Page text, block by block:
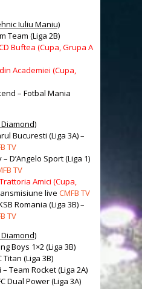
Iuliu Maniu)
Team (Liga 2B)
Buftea (Cupa, Grupa A
Academiei (Cupa,
– Fotbal Mania
Diamond)
Bucuresti (Liga 3A) –
TV
D’Angelo Sport (Liga 1)
TV
Amici (Cupa,
live CMFB TV
Romania (Liga 3B) –
TV
Diamond)
Boys 1×2 (Liga 3B)
Titan (Liga 3B)
Team Rocket (Liga 2A)
Dual Power (Liga 3A)